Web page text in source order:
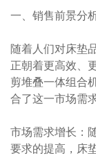
一、销售前景分
随着人们对床垫
正朝着更高效、
剪堆叠一体组合
合了这一市场需
市场需求增长：
要求的提高，床